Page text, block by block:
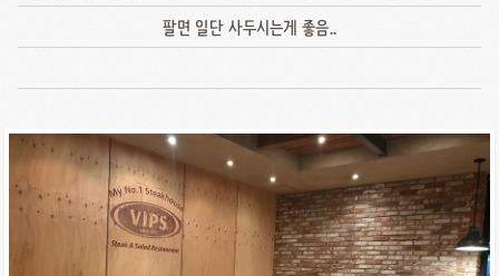
팔면 일단 사두시는게 좋음..